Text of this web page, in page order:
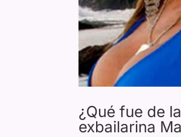
¿Qué fue de
exbailarina